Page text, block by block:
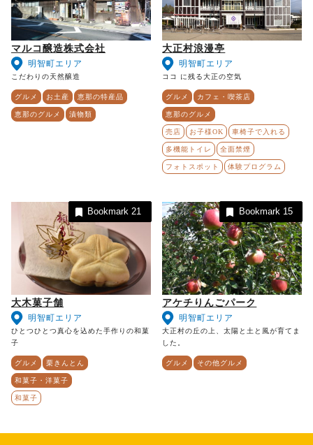
マルコ醸造株式会社
明智町エリア
こだわりの天然醸造
グルメ お土産 恵那の特産品
恵那のグルメ 漬物類
大正村浪漫亭
明智町エリア
ココ に残る大正の空気
グルメ カフェ・喫茶店
恵那のグルメ
売店 お子様OK 車椅子で入れる
多機能トイレ 全面禁煙
フォトスポット 体験プログラム
大木菓子舗
明智町エリア
ひとつひとつ真心を込めた手作りの和菓
子
グルメ 栗きんとん
和菓子・洋菓子
和菓子
Bookmark21
アケチりんごパーク
明智町エリア
大正村の丘の上、太陽と土と風が育てま
した。
グルメ その他グルメ
Bookmark 15